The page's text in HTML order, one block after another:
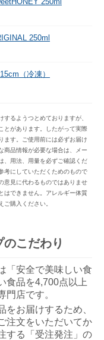
250ml
（冷凍）
るようつとめておりますが、
とがあります。したがって実際
ます。ご使用前には必ずお届け
商品情報が必要な場合は、メー
、用法、用量を必ずご確認くだ
考にしていただくためのもので
意見に代わるものではありませ
はできません。アレルギー体質
購入ください。
こだわり
「安全で美味しい食
食品を4,700点以上
門店です。
をお届けするため、
注文をいただいてか
する「受注発注」の